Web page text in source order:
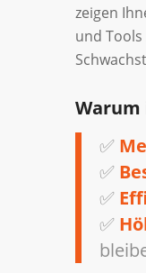
zeigen
und
Warum
✅
✅
✅
✅